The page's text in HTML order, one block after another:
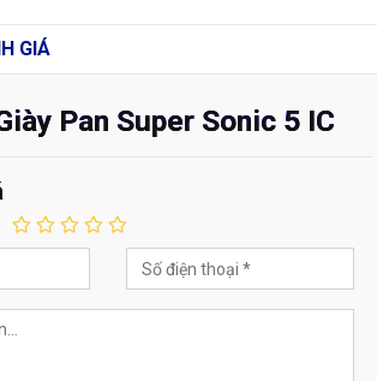
GIÁ
Pan Super Sonic 5 IC